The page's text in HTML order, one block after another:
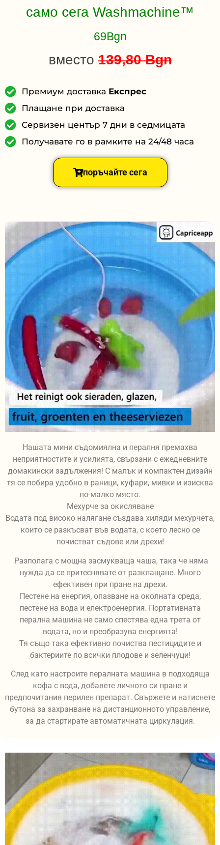
само сега Washmachine™
69Bgn
вместо139,80 Bgn
Премиум доставка Експрес
Плащане при доставка
Сервизен център 7 дни в седмицата
Получавате го в рамките на 24/48 часа
поръчайте сега
Нашата мини съдомиялна и пералня премахва
неприятностите и усилията, свързани с ежедневните
домакински задължения! С малък и компактен дизайн
тя се побира удобно в раници, куфари, мивки и изисква
по-малко място.
Мехурче за окисляване
Водата под високо налягане създава хиляди мехурчета,
които се разкъсват във водата, с което лесно се
почистват съдове или дрехи!
Разполага с мощна засмукваща чаша, така че няма
нужда да се притеснявате от разклащане. Много
ефективен при пране на дрехи.
Пестене на енергия, опазване на околната среда,
пестене на вода и електроенергия. Портативната
перална машина не само спестява една трета от
водата, но и преобразува енергията!
Тя също така ефективно почиства пестицидите и
бактериите по всички плодове и зеленчуци!
След като настроите пералната машина в подходяща
кофа с вода, добавете личното си пране и
предпочитания перилен препарат. Свържете и натиснете
бутона за захранване на дистанционното управление,
за да стартирате автоматичната циркулация.